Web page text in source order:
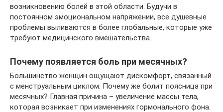
возникновению болей в этой области. Будучи в
постоянном эмоциональном напряжении, все душевные
проблемы выливаются в более глобальные, которые уже
требуют медицинского вмешательства.
Почему появляется боль при месячных?
Большинство женщин ощущают дискомфорт, связанный
с менструальным циклом. Почему же болит поясница при
месячных? Главная причина – увеличение массы тела,
которая возникает при изменениях гормонального фона.